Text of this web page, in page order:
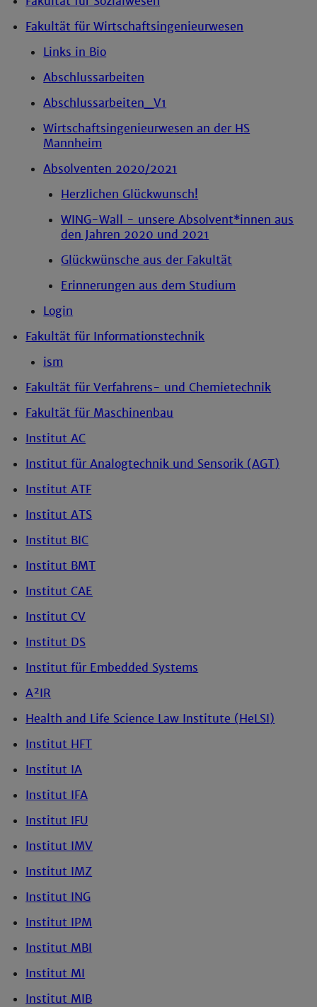
Fakultät für Wirtschaftsingenieurwesen
Links in Bio
Abschlussarbeiten
Abschlussarbeiten_V1
Wirtschaftsingenieurwesen an der HS
Mannheim
Absolventen 2020/2021
Herzlichen Glückwunsch!
WING-Wall - unsere Absolvent*innen aus
den Jahren 2020 und 2021
Glückwünsche aus der Fakultät
Erinnerungen aus dem Studium
Login
Fakultät für Informationstechnik
ism
Fakultät für Verfahrens- und Chemietechnik
Fakultät für Maschinenbau
Institut AC
Institut für Analogtechnik und Sensorik (AGT)
Institut ATF
Institut ATS
Institut BIC
Institut BMT
Institut CAE
Institut CV
Institut DS
Institut für Embedded Systems
A²IR
Health and Life Science Law Institute (HeLSI)
Institut HFT
Institut IA
Institut IFA
Institut IFU
Institut IMV
Institut IMZ
Institut ING
Institut IPM
Institut MBI
Institut MI
Institut MIB